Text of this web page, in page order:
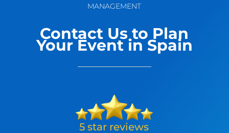
MANAGEMENT
Contact Us to Plan
Your Event in Spain